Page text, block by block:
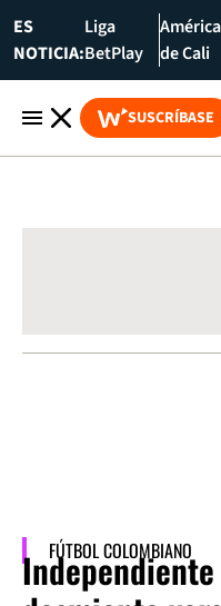
ES
NOTICIA:
Liga
BetPlay
América
de Cali
SUSCRÍBASE
FÚTBOL COLOMBIANO